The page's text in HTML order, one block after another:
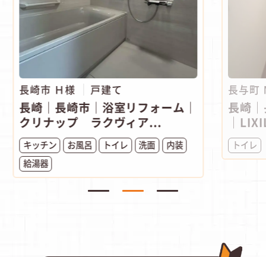
長崎市 Ｈ様 戸建て
長崎｜長崎市｜浴室リフォーム｜
クリナップ ラクヴィア...
キッチン お風呂 トイレ 洗面
内装
給湯器
長与町
長崎
｜
トイレ